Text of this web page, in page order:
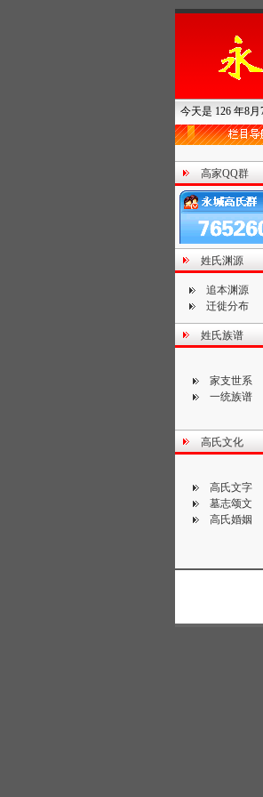
今天是 126 年8
高家QQ群
姓氏渊源
追本渊源
迁徙分布
姓氏族谱
家支世系
一统族谱
高氏文化
高氏文字
墓志颂文
高氏婚姻